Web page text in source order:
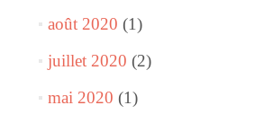
août 2020 (1)
juillet 2020 (2)
mai 2020 (1)